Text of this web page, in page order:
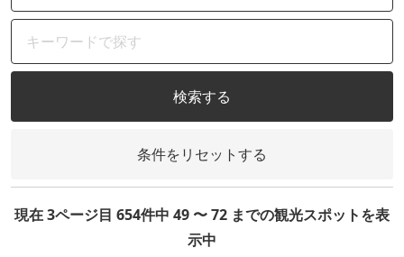
検索する
条件をリセットする
現在 3ページ目 654件中 49 〜 72 までの観光スポットを表
示中